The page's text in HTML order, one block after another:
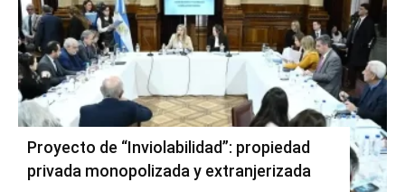
Proyecto de “Inviolabilidad”: propiedad
privada monopolizada y extranjerizada